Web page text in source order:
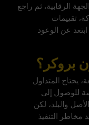
الرقابية، ثم راجع
تقييمات
عن الوعود
بروكر؟
يحتاج المتداول
للوصول إلى
والبلد، لكن
مخاطر التنفيذ